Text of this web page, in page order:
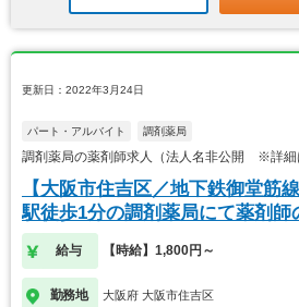
更新日：2022年3月24日
パート・アルバイト 調剤薬局
調剤薬局の薬剤師求人（法人名非公開 ※詳細
【大阪市住吉区／地下鉄御堂
駅徒歩1分の調剤薬局にて薬剤師
給与 【時給】1,800円～
勤務地 大阪府 大阪市住吉区